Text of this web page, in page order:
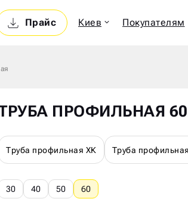
Прайс Киев Покупателям
ПРОФИЛЬНАЯ
Труба профильная ХК Труба
30 40 50 60